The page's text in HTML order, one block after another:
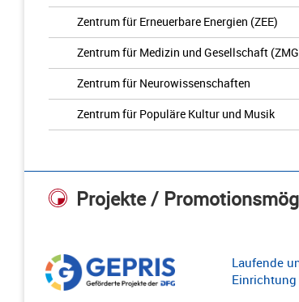
Zentrum für Erneuerbare Energien (ZEE)
Zentrum für Medizin und Gesellschaft
Zentrum für Neurowissenschaften
Zentrum für Populäre Kultur und Musik
Projekte /
Laufende
Einrichtung